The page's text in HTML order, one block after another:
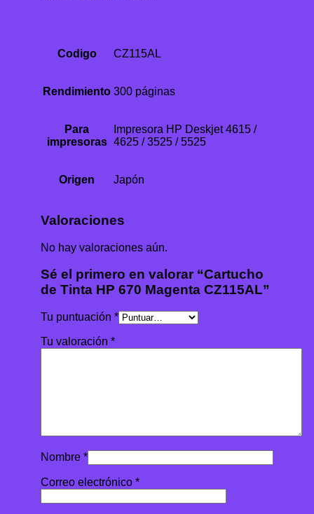
Codigo CZ115AL
Rendimiento 300 páginas
Para
impresoras
Impresora HP Deskjet 4615 /
4625 / 3525 / 5525
Origen Japón
Valoraciones
No hay valoraciones aún.
Sé el primero en valorar “Cartucho
de Tinta HP 670 Magenta CZ115AL”
Tu puntuación *
Tu valoración *
Nombre *
Correo electrónico *